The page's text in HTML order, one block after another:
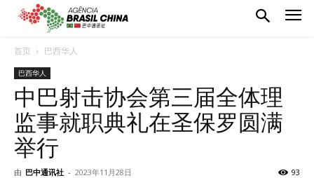
首页 巴西华人
巴西华人
中巴射击协会第三届全体理
监事就职典礼在圣保罗圆满
举行
由 巴中通讯社 - 2023年11月28日 93